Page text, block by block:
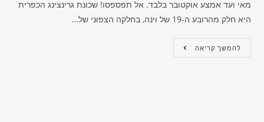
מאי ועד אמצע אוקטובר בלבד. אל תפספסו! שכונת גרינצינג הכפרית
היא חלק מהרובע ה-19 של וינה, בחלקה הצפוני של…
להמשך קריאה